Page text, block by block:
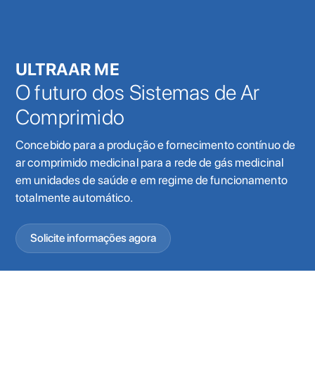
ULTRAAR ME
O futuro dos Sistemas de Ar
Comprimido
Concebido para a produção e fornecimento contínuo de
ar comprimido medicinal para a rede de gás medicinal
em unidades de saúde e em regime de funcionamento
totalmente automático.
Solicite informações agora